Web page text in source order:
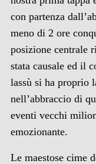
con partenza
meno di 2 ore
posizione centrale
stata causale ed il
lassù si ha proprio
nell’abbraccio di
eventi vecchi
emozionante.
Le maestose cime